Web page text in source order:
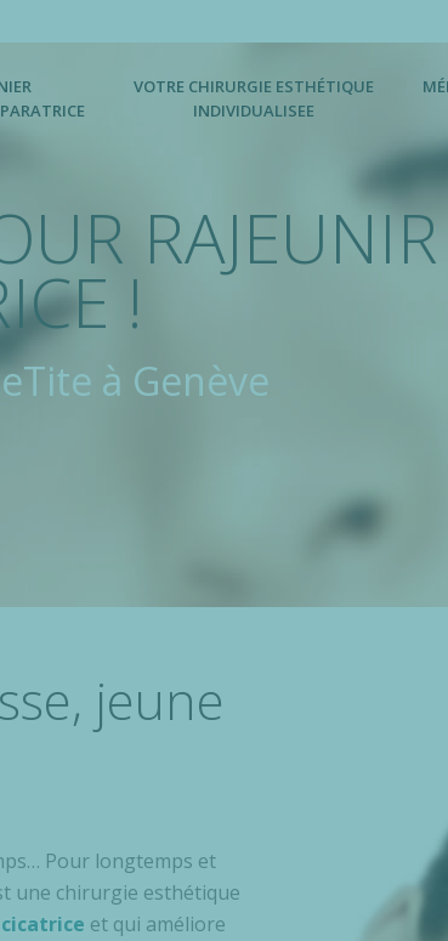
VOTRE CHIRURGIE ESTHÉTIQUE
INDIVIDUALISEE
!
à Genève
jeune
Pour longtemps et
une chirurgie esthétique
et qui améliore